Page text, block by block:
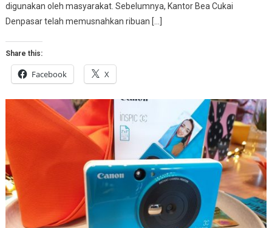
digunakan oleh masyarakat. Sebelumnya, Kantor Bea Cukai
Denpasar telah memusnahkan ribuan […]
Share this:
Facebook X